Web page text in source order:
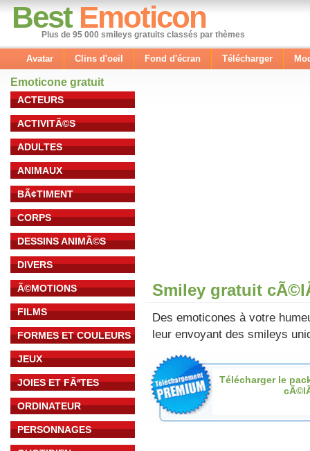
Best Emoticon
Plus de 95 000 smileys gratuits classés par thèmes
Avatar Clins d'oeil Fond d'écran Télécharger
Emoticone gratuit
ACTEURS
ACTIVITÃ©S
ADULTES
ANIMAUX
BÃ¢TIMENT
CORPS
DESSINS ANIMÃ©S
DIVERS
Ã©MOTIONS
FILMS
FORMES ET COULEURS
JEUX
JOIES ET FÃªTES
ORDINATEUR
PERSONNAGES
Smiley gratuit
Des emoticones à votre
leur envoyant des smileys
Télécharger le